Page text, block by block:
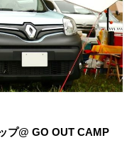
プ@ GO OUT CAMP